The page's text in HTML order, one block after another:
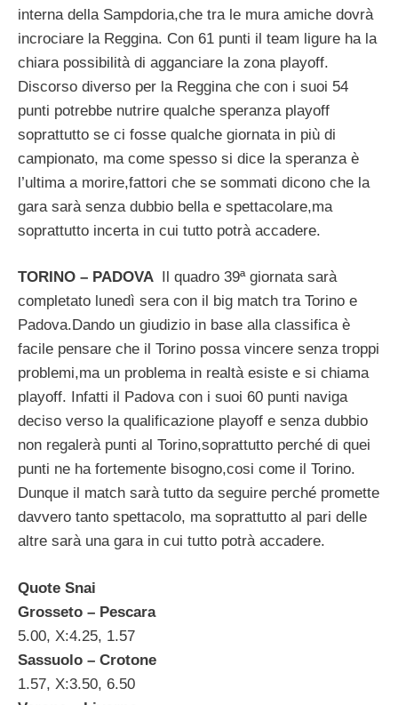
interna della Sampdoria,che tra le mura amiche dovrà
incrociare la Reggina. Con 61 punti il team ligure ha la
chiara possibilità di agganciare la zona playoff.
Discorso diverso per la Reggina che con i suoi 54
punti potrebbe nutrire qualche speranza playoff
soprattutto se ci fosse qualche giornata in più di
campionato, ma come spesso si dice la speranza è
l’ultima a morire,fattori che se sommati dicono che la
gara sarà senza dubbio bella e spettacolare,ma
soprattutto incerta in cui tutto potrà accadere.
TORINO – PADOVA
Il quadro 39ª giornata sarà
completato lunedì sera con il big match tra Torino e
Padova.Dando un giudizio in base alla classifica è
facile pensare che il Torino possa vincere senza troppi
problemi,ma un problema in realtà esiste e si chiama
playoff. Infatti il Padova con i suoi 60 punti naviga
deciso verso la qualificazione playoff e senza dubbio
non regalerà punti al Torino,soprattutto perché di quei
punti ne ha fortemente bisogno,cosi come il Torino.
Dunque il match sarà tutto da seguire perché promette
davvero tanto spettacolo, ma soprattutto al pari delle
altre sarà una gara in cui tutto potrà accadere.
Quote Snai
Grosseto – Pescara
5.00, X:4.25, 1.57
Sassuolo – Crotone
1.57, X:3.50, 6.50